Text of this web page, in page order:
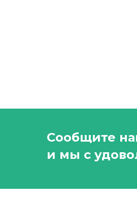
Сообщите
и мы с